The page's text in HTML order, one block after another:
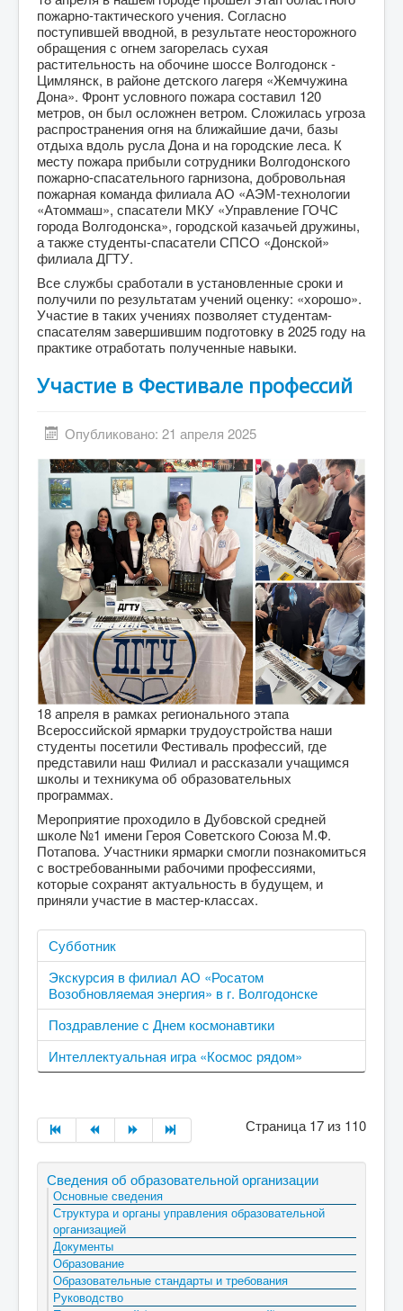
пожарно-тактического учения. Согласно
поступившей вводной, в результате неосторожного
обращения с огнем загорелась сухая
растительность на обочине шоссе Волгодонск -
Цимлянск, в районе детского лагеря «Жемчужина
Дона». Фронт условного пожара составил 120
метров, он был осложнен ветром. Сложилась угроза
распространения огня на ближайшие дачи, базы
отдыха вдоль русла Дона и на городские леса. К
месту пожара прибыли сотрудники Волгодонского
пожарно-спасательного гарнизона, добровольная
пожарная команда филиала АО «АЭМ-технологии
«Атоммаш», спасатели МКУ «Управление ГОЧС
города Волгодонска», городской казачьей дружины,
а также студенты-спасатели СПСО «Донской»
филиала ДГТУ.
Все службы сработали в установленные сроки и
получили по результатам учений оценку: «хорошо».
Участие в таких учениях позволяет студентам-
спасателям завершившим подготовку в 2025 году на
практике отработать полученные навыки.
Участие в Фестивале профессий
Опубликовано: 21 апреля 2025
18 апреля в рамках регионального этапа
Всероссийской ярмарки трудоустройства наши
студенты посетили Фестиваль профессий, где
представили наш Филиал и рассказали учащимся
школы и техникума об образовательных
программах.
Мероприятие проходило в Дубовской средней
школе №1 имени Героя Советского Союза М.Ф.
Потапова. Участники ярмарки смогли познакомиться
с востребованными рабочими профессиями,
которые сохранят актуальность в будущем, и
приняли участие в мастер-классах.
Субботник
Экскурсия в филиал АО «Росатом
Возобновляемая энергия» в г. Волгодонске
Поздравление с Днем космонавтики
Интеллектуальная игра «Космос рядом»
Страница 17 из 110
Сведения об образовательной организации
Основные сведения
Структура и органы управления образовательной
организацией
Документы
Образование
Образовательные стандарты и требования
Руководство